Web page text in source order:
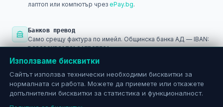
Използваме бисквитки
Сайтът използва технически необходими бисквитки за
нормалната си работа. Можете да приемете или откажете
допълнителни бисквитки за статистика и функционалност.
лаптоп или компютър чрез ePay.bg.
Банков превод
Само срещу фактура по имейл. Общинска банка АД — IBAN:
BG29SOMB91301045793501
PayPal
Плащане след регистрация вPayPal— за международни и
онлайн разплащания.